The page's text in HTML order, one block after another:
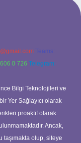
Teams:
0 726 Telegram:
Bilgi Teknolojileri ve
Yer Sağlayıcı olarak
proaktif olarak
Ancak,
taşımakta olup, siteye